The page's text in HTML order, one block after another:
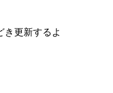
き更新するよ